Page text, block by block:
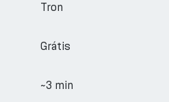
Tron
Grátis
~3 min